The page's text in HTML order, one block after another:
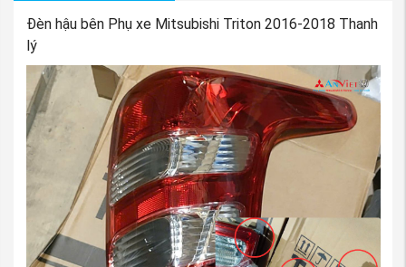
Đèn hậu bên Phụ xe Mitsubishi Triton 2016-2018 Thanh
lý